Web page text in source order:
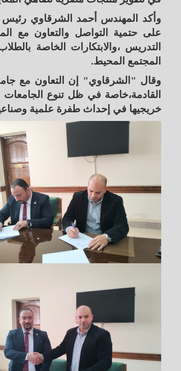
وأكد المهندس أحمد الشرقاوي
على حتمية التواصل والتعاون مع
التدريس ،والابتكارات الخاصة
المجتمع المحيط.
وقال "الشرقاوي" إن التعاون مع
القادمة،خاصة في ظل تنوع الجامعات
خريجيها في إحداث طفرة علمية